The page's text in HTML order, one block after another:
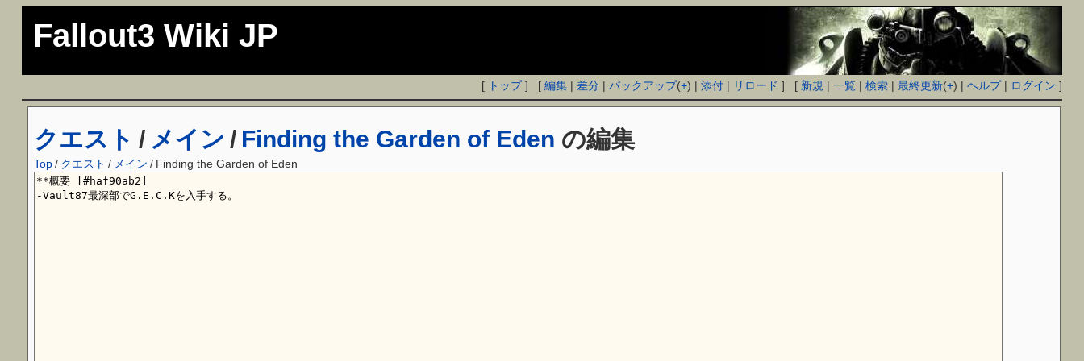
Fallout3 Wiki JP
[ トップ] [編集 | 差分 |バックアップ(+) |添付 | リロード ] [ 新規 |一覧 |検索 |最終更新(+) |ヘルプ| ログイン ]
クエスト / メイン / Finding the Garden of Eden の編集
Top/ クエスト / メイン / Finding the Garden of Eden